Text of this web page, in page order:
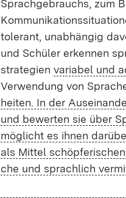
Sprach­ge­brauchs, zum
to­le­rant, un­ab­hän­gig
und Schü­ler er­ken­nen
stra­te­gi­en va­ria­bel und
Ver­wen­dung von
hei­ten. In der
und be­wer­ten sie über
mög­licht es ih­nen
als Mit­tel
che und sprach­lich